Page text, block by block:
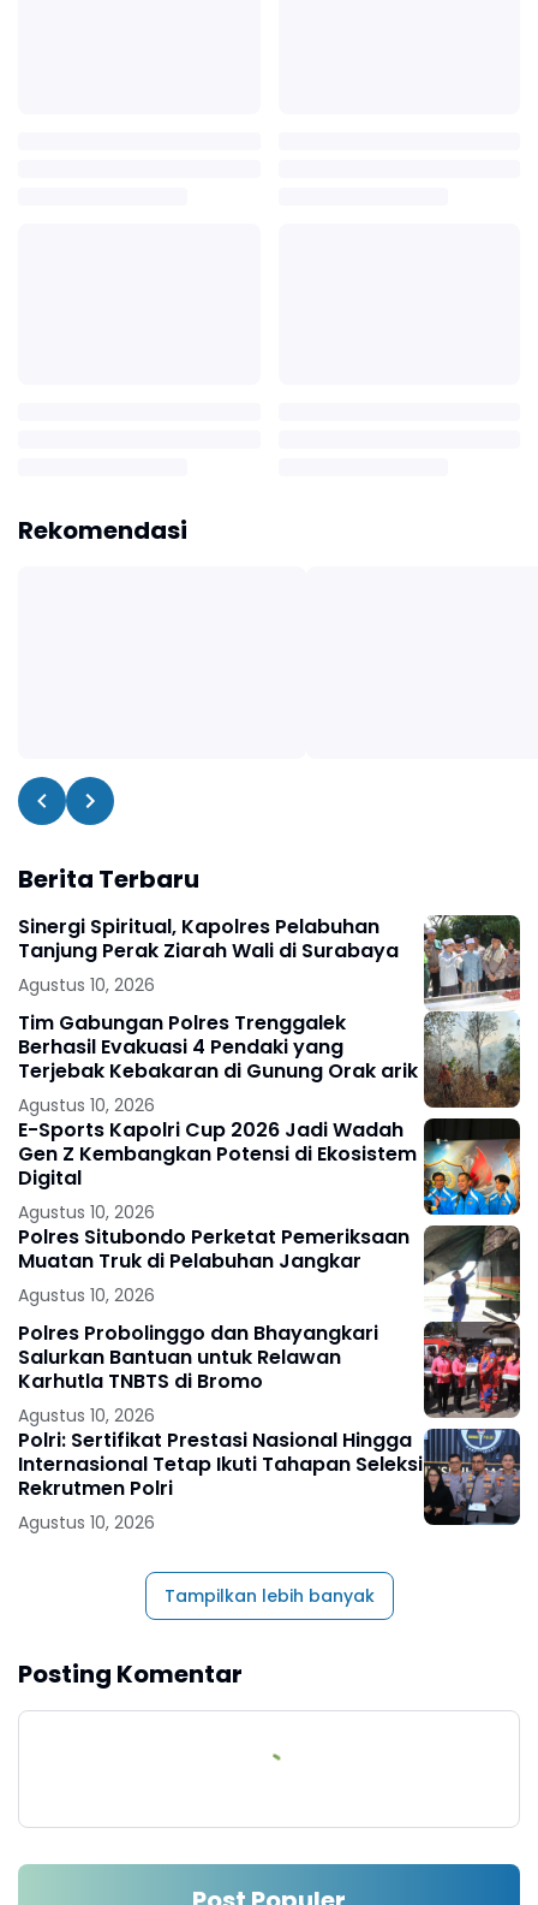
Rekomendasi
Berita Terbaru
Sinergi Spiritual, Kapolres Pelabuhan
Tanjung Perak Ziarah Wali di Surabaya
Agustus 10, 2026
Tim Gabungan Polres Trenggalek
Berhasil Evakuasi 4 Pendaki yang
Terjebak Kebakaran di Gunung Orak arik
Agustus 10, 2026
E-Sports Kapolri Cup 2026 Jadi Wadah
Gen Z Kembangkan Potensi di Ekosistem
Digital
Agustus 10, 2026
Polres Situbondo Perketat Pemeriksaan
Muatan Truk di Pelabuhan Jangkar
Agustus 10, 2026
Polres Probolinggo dan Bhayangkari
Salurkan Bantuan untuk Relawan
Karhutla TNBTS di Bromo
Agustus 10, 2026
Polri: Sertifikat Prestasi Nasional Hingga
Internasional Tetap Ikuti Tahapan Seleksi
Rekrutmen Polri
Agustus 10, 2026
Tampilkan lebih banyak
Posting Komentar